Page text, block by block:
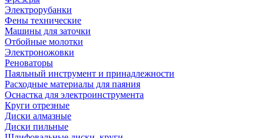
Электрорубанки
Фены технические
Машины для заточки
Отбойные молотки
Электроножовки
Реноваторы
Паяльный инструмент и принадлежности
Расходные материалы для паяния
Оснастка для электроинструмента
Круги отрезные
Диски алмазные
Диски пильные